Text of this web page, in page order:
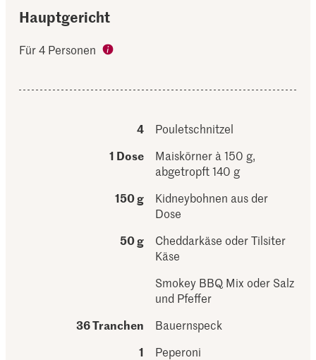
Hauptgericht
Für 4 Personen
4
Pouletschnitzel
1 Dose
Maiskörner à 150 g,
abgetropft 140 g
150 g
Kidneybohnen aus der
Dose
50 g
Cheddarkäse oder Tilsiter
Käse
Smokey BBQ Mix oder Salz
und Pfeffer
36 Tranchen
Bauernspeck
1
Peperoni